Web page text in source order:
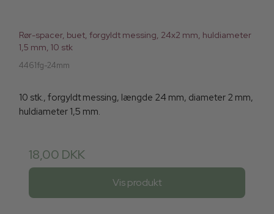
Rør-spacer, buet, forgyldt messing, 24x2 mm, huldiameter
1,5 mm, 10 stk
4461fg-24mm
10 stk., forgyldt messing, længde 24 mm, diameter 2 mm,
huldiameter 1,5 mm.
18,00 DKK
Vis produkt